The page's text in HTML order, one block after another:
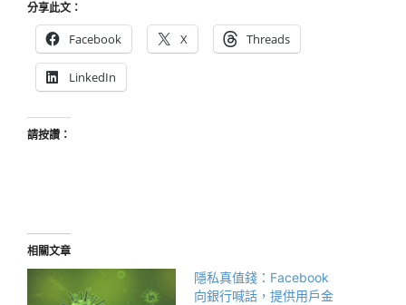
分享此文：
Facebook X Threads
LinkedIn
請按讚：
相關文章
隱私真值錢：Facebook
向銀行喊話，提供用戶金